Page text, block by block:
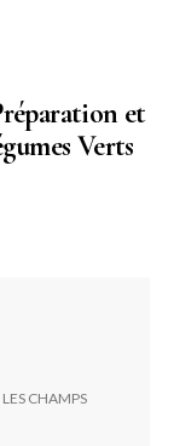
et
Verts
LES CHAMPS